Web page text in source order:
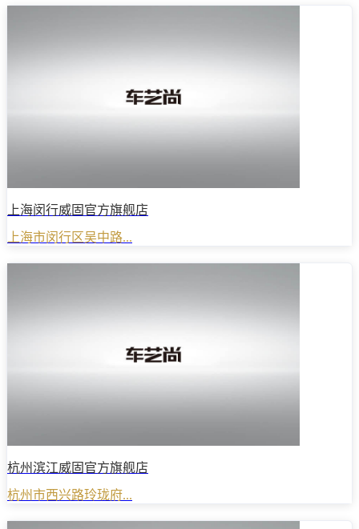
上海闵行威固官方旗舰店
上海市闵行区吴中路...
杭州滨江威固官方旗舰店
杭州市西兴路玲珑府...